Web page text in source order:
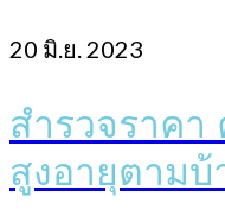
20 มิ.ย. 2023
สำรวจราค
สูงอายุตามบ้